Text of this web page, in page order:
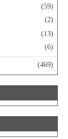
(59)
(2)
(13)
(6)
(469)